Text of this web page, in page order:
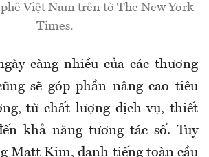
Việt Nam trên tờ The New York
Times.
càng nhiều của các thương
sẽ góp phần nâng cao tiêu
từ chất lượng dịch vụ, thiết
khả năng tương tác số. Tuy
Matt Kim, danh tiếng toàn cầu